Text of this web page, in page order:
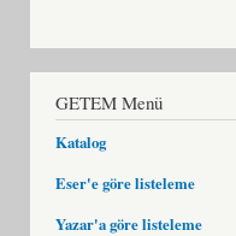
GETEM Menü
Katalog
Eser'e göre listeleme
Yazar'a göre listeleme